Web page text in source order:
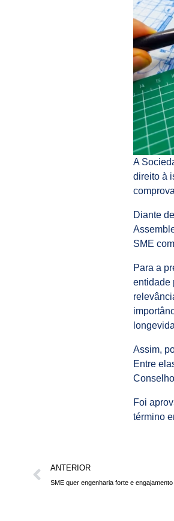
A
direito à
Diante
SME
Para a
entidade
Assim,
Entre
Foi
término
ANTERIOR
SME quer engenharia forte e